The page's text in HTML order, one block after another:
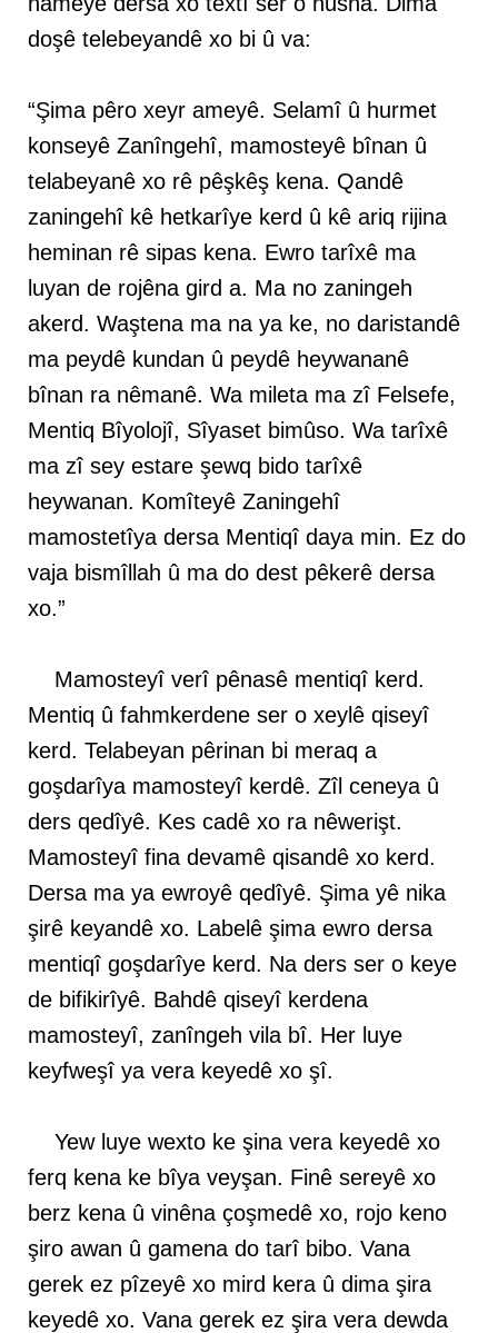
doşê telebeyandê xo bi û va:
“Şima pêro xeyr ameyê. Selamî û hurmet
konseyê Zanîngehî, mamosteyê bînan û
telabeyanê xo rê pêşkêş kena. Qandê
zaningehî kê hetkarîye kerd û kê ariq rijina
heminan rê sipas kena. Ewro tarîxê ma
luyan de rojêna gird a. Ma no zaningeh
akerd. Waştena ma na ya ke, no daristandê
ma peydê kundan û peydê heywananê
bînan ra nêmanê. Wa mileta ma zî Felsefe,
Mentiq Bîyolojî, Sîyaset bimûso. Wa tarîxê
ma zî sey estare şewq bido tarîxê
heywanan. Komîteyê Zaningehî
mamostetîya dersa Mentiqî daya min. Ez do
vaja bismîllah û ma do dest pêkerê dersa
xo.”
Mamosteyî verî pênasê mentiqî kerd.
Mentiq û fahmkerdene ser o xeylê qiseyî
kerd. Telabeyan pêrinan bi meraq a
goşdarîya mamosteyî kerdê. Zîl ceneya û
ders qedîyê. Kes cadê xo ra nêwerişt.
Mamosteyî fina devamê qisandê xo kerd.
Dersa ma ya ewroyê qedîyê. Şima yê nika
şirê keyandê xo. Labelê şima ewro dersa
mentiqî goşdarîye kerd. Na ders ser o keye
de bifikirîyê. Bahdê qiseyî kerdena
mamosteyî, zanîngeh vila bî. Her luye
keyfweşî ya vera keyedê xo şî.
Yew luye wexto ke şina vera keyedê xo
ferq kena ke bîya veyşan. Finê sereyê xo
berz kena û vinêna çoşmedê xo, rojo keno
şiro awan û gamena do tarî bibo. Vana
gerek ez pîzeyê xo mird kera û dima şira
keyedê xo. Vana gerek ez şira vera dewda